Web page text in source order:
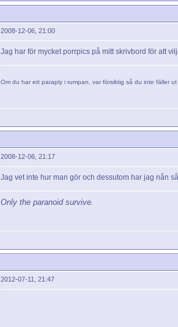
2008-12-06, 21:00
Jag har för mycket porrpics på mitt skrivbord för att
Om du har ett paraply i rumpan, var försiktig så du inte fäller ut
2008-12-06, 21:17
Jag vet inte hur man gör och dessutom har jag nån
Only the paranoid survive.
2012-07-11, 21:47